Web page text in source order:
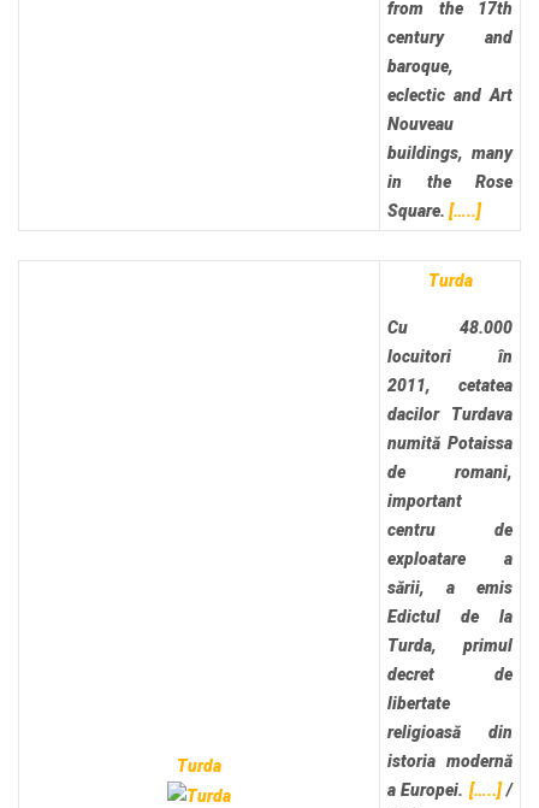
from the 17th
century and
baroque,
eclectic and Art
Nouveau
buildings, many
in the Rose
Square. […..]
Turda
Turda
Cu 48.000
locuitori în
2011, cetatea
dacilor Turdava
numită Potaissa
de romani,
important
centru de
exploatare a
sării, a emis
Edictul de la
Turda, primul
decret de
libertate
religioasă din
istoria modernă
a Europei. […..]/